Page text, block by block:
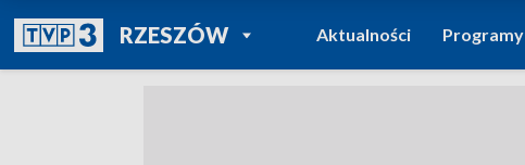
RZESZÓWPOWRÓT DO
TVP REGIONY
Aktualności Programy